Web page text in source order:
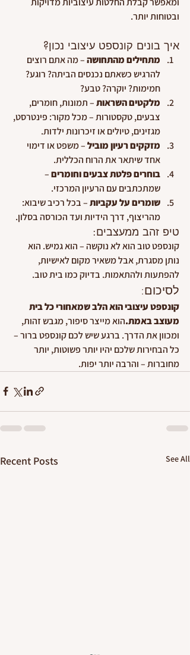
ובטוחות יותר.
איך בונים קונספט עיצובי נכון?
מתחילים מהתחושה – מה אתם רוצים
להרגיש כשאתם נכנסים הביתה? רוגע?
חמימות? יוקרה? טבע?
מלקטים השראות – תמונות, חומרים,
צבעים, טקסטורות – מכל מקור: פינטרסט,
מגזינים, טיולים או זיכרונות ילדות.
מזקקים רעיון מוביל – משפט או דימוי
אחד שיתאר את הרוח הכללית.
בוחרים פלטת צבעים וחומרים –
שמתכתבים עם הרעיון המרכזי.
שומרים על עקביות – בכל רכיב שיבוא:
מהריצוף, דרך הידיות ועד הכורסה בסלון.
טיפ זהב ממעצבים:
קונספט טוב הוא לא נוקשה – הוא גמיש. הוא
נותן מסגרת, אבל משאיר מקום לאישיות,
להפתעות ולהתאמות. בדיוק כמו בית טוב.
לסיכום:
קונספט עיצובי הוא הלב שמאחורי כל בית
מעוצב באמת.הוא מייצר סיפור, מגבש זהות,
ומכוון את הדרך. ברגע שיש לכם קונספט ברור –
כל הבחירות שלכם יהיו יותר פשוטות, יותר
מחוברות – והרבה יותר יפות.
Recent Posts See All